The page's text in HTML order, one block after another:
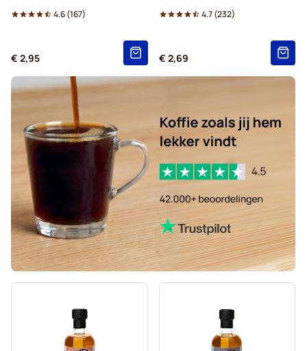
4.6(167)
€ 2,95
4.7(232)
€ 2,69